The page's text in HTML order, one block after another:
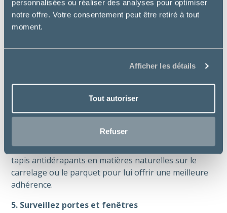
personnalisées ou réaliser des analyses pour optimiser
notre offre. Votre consentement peut être retiré à tout
moment.
Afficher les détails
Tout autoriser
Refuser
avez un doute. En cas de question, n’hésitez pas à
demander conseil à votre vétérinaire.
meubles pour s’assurer que les pattes de votre lapin
ne puissent se coincer. Bouchez ces zones avec des
coussins, des boîtes ou des planches.
4. Adaptez les sols glissants
Les surfaces lisses peuvent être dangereuses pour
lui, il peut glisser dessus, se faire mal. Disposez des
tapis antidérapants en matières naturelles sur le
carrelage ou le parquet pour lui offrir une meilleure
adhérence.
5. Surveillez portes et fenêtres